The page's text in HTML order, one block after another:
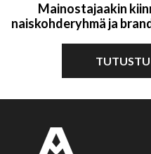
Mainostajaakin
naiskohderyhmä ja